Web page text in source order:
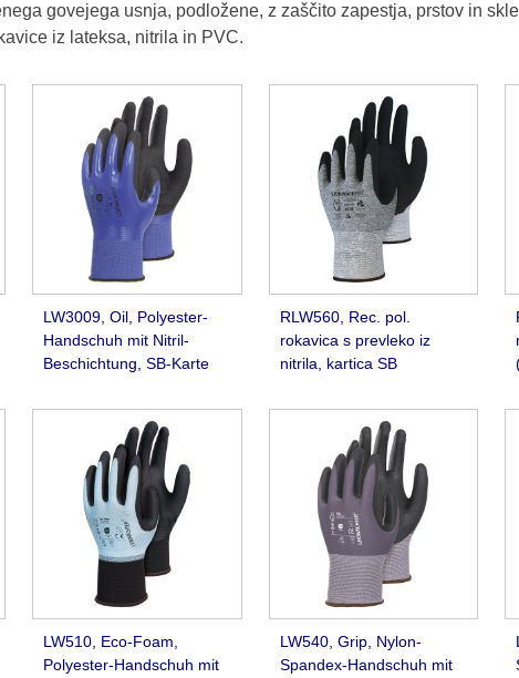
govejega usnja, podložene, z zaščito zapestja, prstov in
iz lateksa, nitrila in PVC.
LW3009, Oil, Polyester-
Handschuh mit Nitril-
Beschichtung, SB-Karte
RLW560, Rec. pol.
rokavica s prevleko iz
nitrila, kartica SB
LW510, Eco-Foam,
Polyester-Handschuh mit
LW540, Grip, Nylon-
Spandex-Handschuh mit